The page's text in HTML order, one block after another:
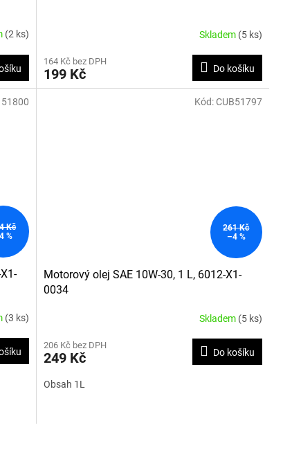
(2 ks) Skladem (5 ks)
164 Kč bez DPH
199 Kč Do košíku
Kč
%
(3 ks)
51800
261 Kč
–4 %
Motorový olej SAE 10W-30, 1 L, 6012-X1-
0034
Skladem (5 ks)
206 Kč bez DPH
249 Kč Do košíku
Obsah 1L
Kód:CUB51797